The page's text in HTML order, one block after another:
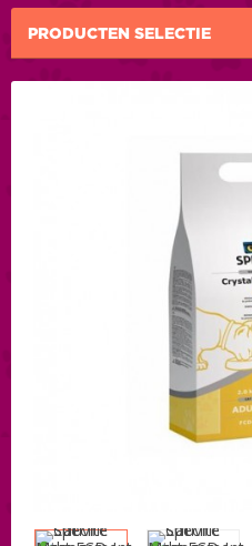
PRODUCTEN SELECTIE